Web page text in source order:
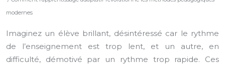
modernes
Imaginez un élève brillant, désintéressé car le rythme
de l’enseignement est trop lent, et un autre, en
difficulté, démotivé par un rythme trop rapide. Ces